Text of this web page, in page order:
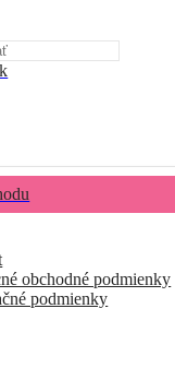
obchodné podmienky
podmienky